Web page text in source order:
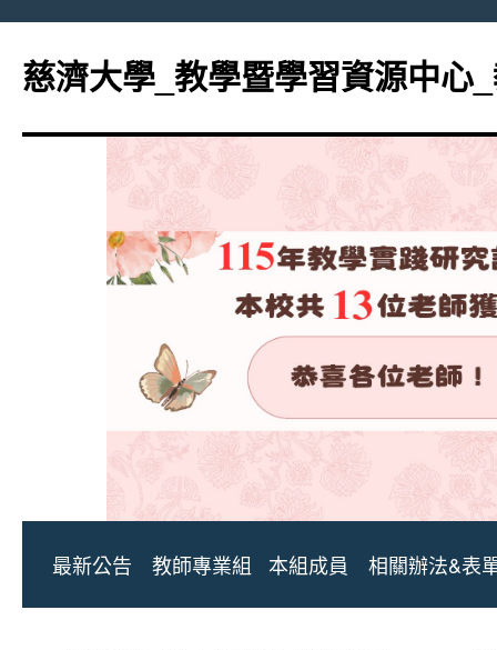
主
要
容
慈濟大學_教學暨學習資源中心
最新公告 教師專業組 本組成員 相關辦法&表